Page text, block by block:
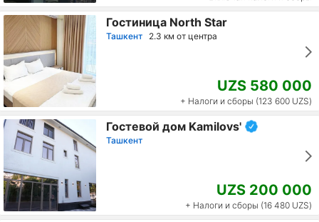
Гостиница North Star
Ташкент 2.3 км от центра
UZS 580 000
+ Налоги и сборы (123 600 UZS)
Гостевой дом Kamilovs'
Ташкент
UZS 200 000
+ Налоги и сборы (16 480 UZS)